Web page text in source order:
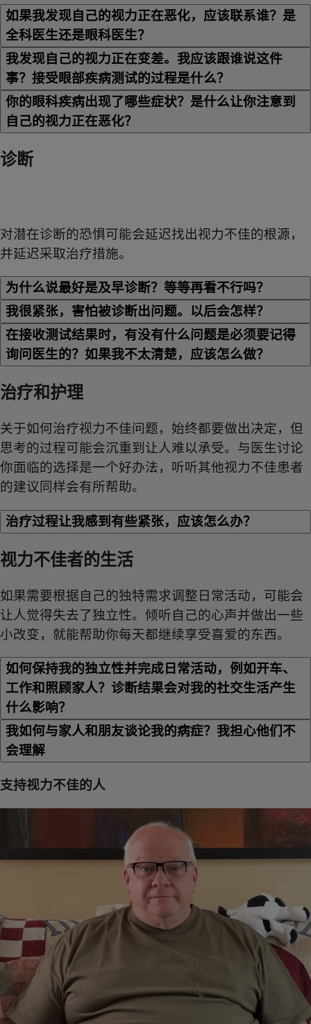
如果我发现自己的视力正在恶化，应该联系谁？是
全科医生还是眼科医生？
我发现自己的视力正在变差。我应该跟谁说这件
事？接受眼部疾病测试的过程是什么？
你的眼科疾病出现了哪些症状？是什么让你注意到
自己的视力正在恶化？
诊断
对潜在诊断的恐惧可能会延迟找出视力不佳的根源，
并延迟采取治疗措施。
为什么说最好是及早诊断？等等再看不行吗？
我很紧张，害怕被诊断出问题。以后会怎样？
在接收测试结果时，有没有什么问题是必须要记得
询问医生的？如果我不太清楚，应该怎么做？
治疗和护理
关于如何治疗视力不佳问题，始终都要做出决定，但
思考的过程可能会沉重到让人难以承受。与医生讨论
你面临的选择是一个好办法，听听其他视力不佳患者
的建议同样会有所帮助。
治疗过程让我感到有些紧张，应该怎么办？
视力不佳者的生活
如果需要根据自己的独特需求调整日常活动，可能会
让人觉得失去了独立性。倾听自己的心声并做出一些
小改变，就能帮助你每天都继续享受喜爱的东西。
如何保持我的独立性并完成日常活动，例如开车、
工作和照顾家人？诊断结果会对我的社交生活产生
什么影响？
我如何与家人和朋友谈论我的病症？我担心他们不
会理解
支持视力不佳的人